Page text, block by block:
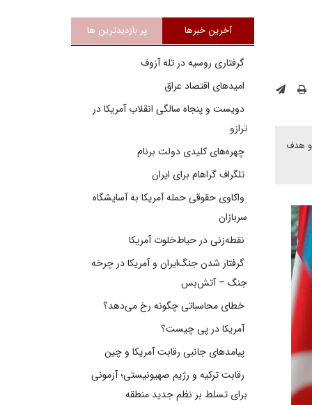
و هدف
آخرین خبرها پر بازدیدترین ها
گرفتاری روسیه در تله آزوف
امیدهای اقتصاد عراق
دویست و پنجاه سالگی انقلاب آمریکا در
ترازو
چهره‌های کلیدی دولت برنام
تلگراف گراهام برای ایران
واکاوی حقوقی حمله آمریکا به آسایشگاه
سربازان
نقطه‌زنی در حیاط‌خلوت آمریکا
گرفتار شدن جنگ‌ایران و آمریکا در چرخه
جنگ – آتش‌بس
خطای محاسباتی چگونه رخ می‌دهد؟
آمریکا در پی چیست؟
پیامدهای جانبی رقابت آمریکا و چین
رقابت ترکیه و رژیم صهیونیستی؛ آزمونی
برای تسلط بر نظم جدید منطقه